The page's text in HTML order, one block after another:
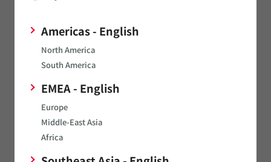
Americas - English
North America
South America
EMEA - English
Europe
Middle-East Asia
Africa
また、上記で確認できない当社製品の欧州RoHS対応状況は、
お手数ですが当社営業所または販売代理店までご確認くださ
RoHS証明書